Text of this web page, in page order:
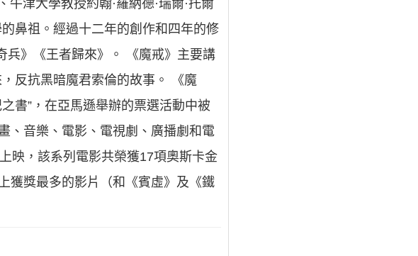
津大學教授約翰·羅納德·瑞爾·托爾
鼻祖。經過十二年的創作和四年的修
兵》《王者歸來》。 《魔戒》主要講
反抗黑暗魔君索倫的故事。 《魔
書”，在亞馬遜舉辦的票選活動中被
、音樂、電影、電視劇、廣播劇和電
映，該系列電影共榮獲17項奧斯卡金
獲獎最多的影片（和《賓虛》及《鐵